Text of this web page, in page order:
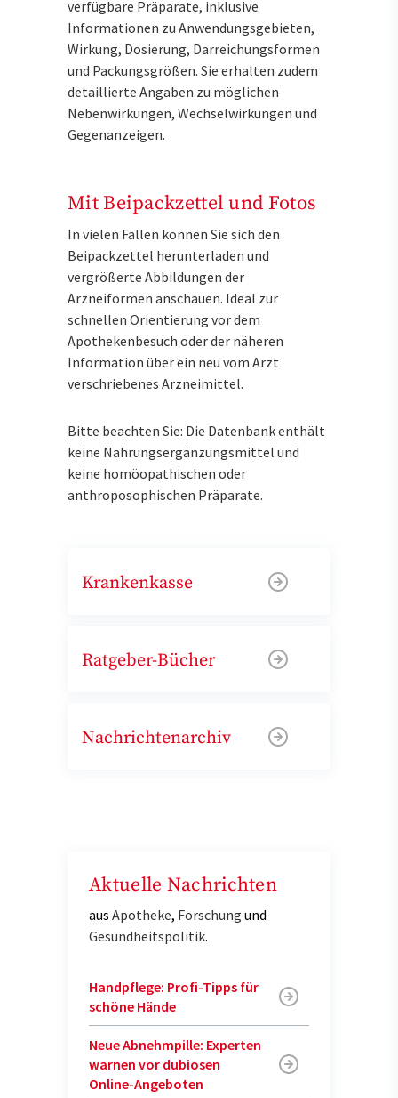
verfügbare Präparate, inklusive
Informationen zu Anwendungsgebieten,
Wirkung, Dosierung, Darreichungsformen
und Packungsgrößen. Sie erhalten zudem
detaillierte Angaben zu möglichen
Nebenwirkungen, Wechselwirkungen und
Gegenanzeigen.
Mit Beipackzettel und Fotos
In vielen Fällen können Sie sich den
Beipackzettel herunterladen und
vergrößerte Abbildungen der
Arzneiformen anschauen. Ideal zur
schnellen Orientierung vor dem
Apothekenbesuch oder der näheren
Information über ein neu vom Arzt
verschriebenes Arzneimittel.
Bitte beachten Sie: Die Datenbank enthält
keine Nahrungsergänzungsmittel und
keine homöopathischen oder
anthroposophischen Präparate.
Krankenkasse
Ratgeber-Bücher
Nachrichtenarchiv
Aktuelle Nachrichten
aus Apotheke, Forschung und
Gesundheitspolitik.
Handpflege: Profi-Tipps für
schöne Hände
Neue Abnehmpille: Experten
warnen vor dubiosen
Online-Angeboten